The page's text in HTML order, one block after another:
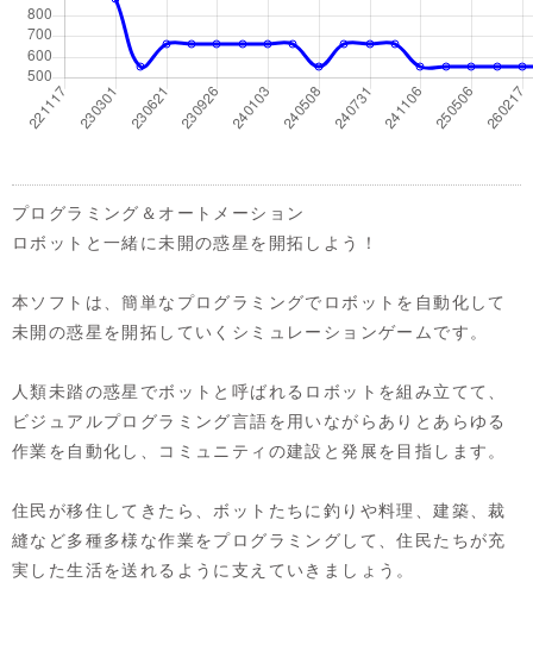
プログラミング＆オートメーション
ロボットと一緒に未開の惑星を開拓しよう！
本ソフトは、簡単なプログラミングでロボットを自動化して
未開の惑星を開拓していくシミュレーションゲームです。
人類未踏の惑星でボットと呼ばれるロボットを組み立てて、
ビジュアルプログラミング言語を用いながらありとあらゆる
作業を自動化し、コミュニティの建設と発展を目指します。
住民が移住してきたら、ボットたちに釣りや料理、建築、裁
縫など多種多様な作業をプログラミングして、住民たちが充
実した生活を送れるように支えていきましょう。